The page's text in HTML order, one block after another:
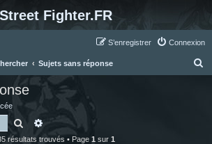
Street Fighter.FR
Connexion
S’enregistrer
Sujets sans réponse
RechercherRecherche avancée
résultats trouvés • Page 1 sur 1